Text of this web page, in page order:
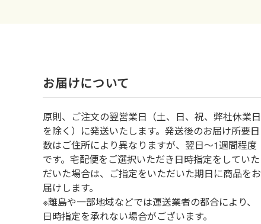
お届けについて
原則、ご注文の翌営業日（土、日、祝、弊社休業日
を除く）に発送いたします。発送後のお届け所要日
数はご住所により異なりますが、翌日～1週間程度
です。宅配便をご選択いただき日時指定をしていた
だいた場合は、ご指定をいただいた期日に商品をお
届けします。
※離島や一部地域などでは運送業者の都合により、
日時指定を承れない場合がございます。